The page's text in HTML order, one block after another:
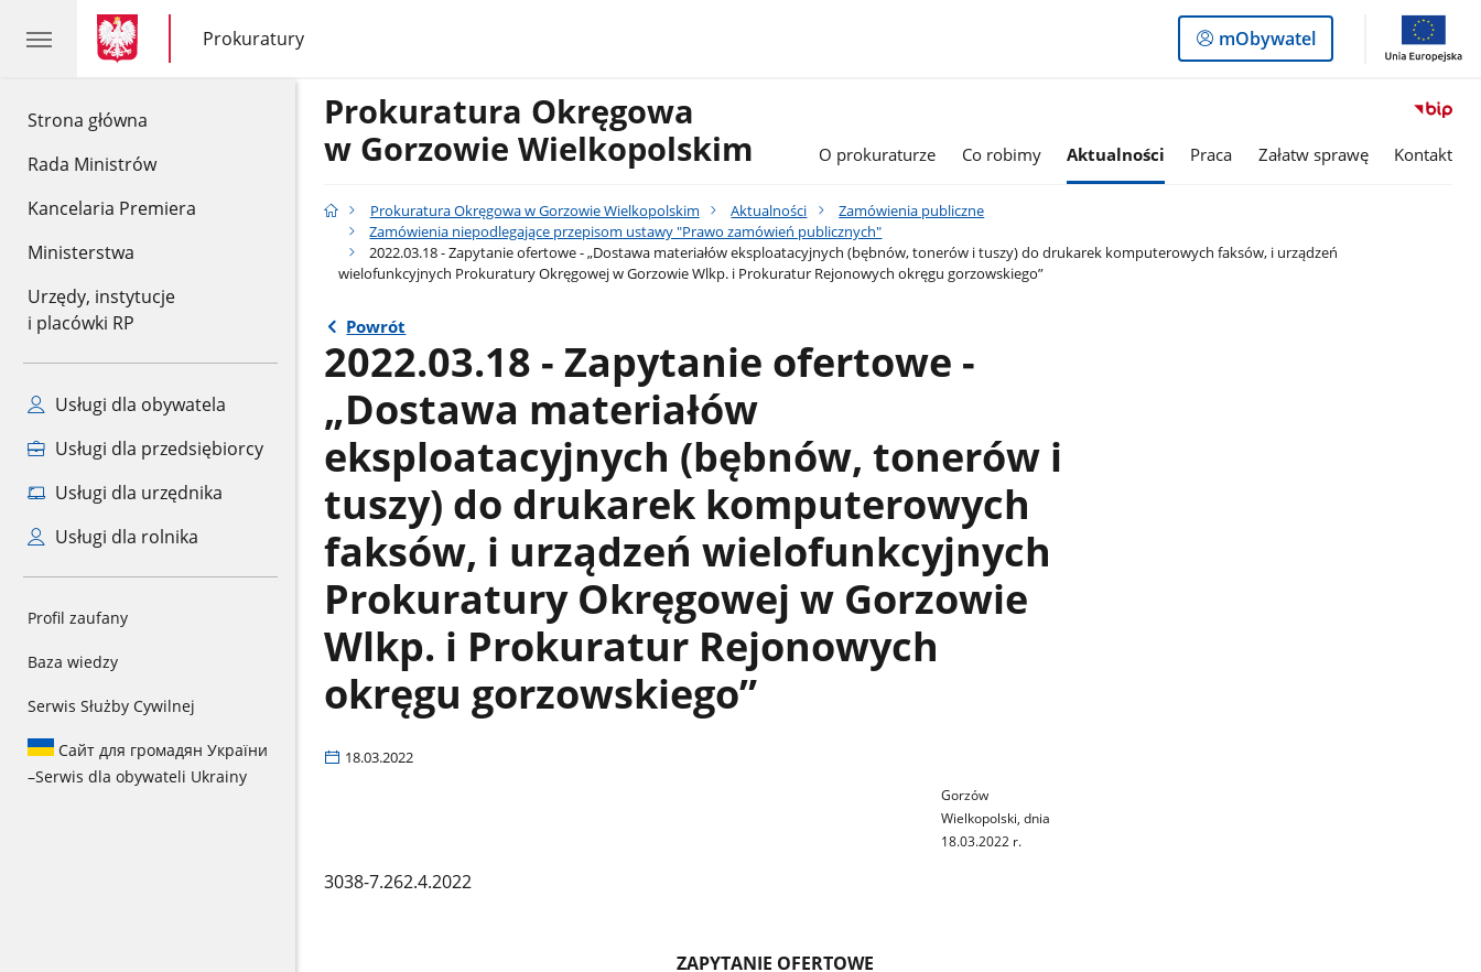
Strona główna
Rada Ministrów
Kancelaria Premiera
Ministerstwa
Urzędy, instytucje
i placówki RP
Usługi dla obywatela
Usługi dla przedsiębiorcy
Usługi dla urzędnika
Usługi dla rolnika
Profil zaufany
Baza wiedzy
Serwis Służby Cywilnej
Сайт для громадян України
–Serwis dla obywateli Ukrainy
gov.pl
gov.pl
Prokuratury
gov.pl
Prokuratury
Logowanie
do
mObywatel
Prokuratura Okręgowa
w Gorzowie Wielkopolskim
O prokuraturze Co robimy Aktualności Praca Załatw sprawę Kontakt
Prokuratura Okręgowa w Gorzowie Wielkopolskim Aktualności
Zamówienia publiczne
Zamówienia niepodlegające przepisom ustawy "Prawo zamówień publicznych"
2022.03.18 - Zapytanie ofertowe - „Dostawa materiałów eksploatacyjnych (bębnów, tonerów i tuszy) do drukarek komputerowych faksów, i urządzeń
wielofunkcyjnych Prokuratury Okręgowej w Gorzowie Wlkp. i Prokuratur Rejonowych okręgu gorzowskiego”
Powrót
2022.03.18 - Zapytanie ofertowe -
„Dostawa materiałów
eksploatacyjnych (bębnów, tonerów i
tuszy) do drukarek komputerowych
faksów, i urządzeń wielofunkcyjnych
Prokuratury Okręgowej w Gorzowie
Wlkp. i Prokuratur Rejonowych
okręgu gorzowskiego”
18.03.2022
Gorzów
Wielkopolski, dnia
18.03.2022 r.
3038-7.262.4.2022
ZAPYTANIE OFERTOWE